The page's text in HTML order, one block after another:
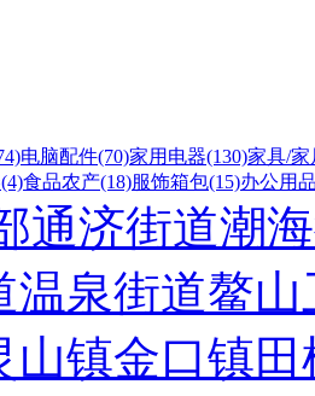
电脑配件(70)家用电器(130)家具/家
(4)食品农产(18)服饰箱包(15)办公用
通济街道潮
温泉街道鳌山
山镇金口镇